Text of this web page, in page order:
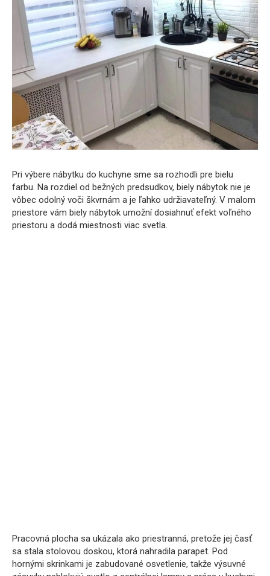
Pri výbere nábytku do kuchyne sme sa rozhodli pre bielu
farbu. Na rozdiel od bežných predsudkov, biely nábytok nie je
vôbec odolný voči škvrnám a je ľahko udržiavateľný. V malom
priestore vám biely nábytok umožní dosiahnuť efekt voľného
priestoru a dodá miestnosti viac svetla.
Pracovná plocha sa ukázala ako priestranná, pretože jej časť
sa stala stolovou doskou, ktorá nahradila parapet. Pod
hornými skrinkami je zabudované osvetlenie, takže výsuvné